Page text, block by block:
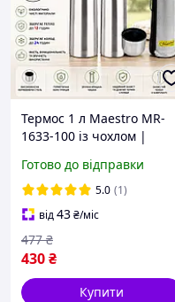
Термос 1 л Maestro MR-
1633-100 із чохлом |
гарячих і холодних напоїв
Готово до відправки
5.0 (1)
від43₴/міс
430₴
477 ₴
Купити